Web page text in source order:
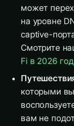
может
на уровне
captive-
Смотрите
Fi в 2026
которыми
вам не